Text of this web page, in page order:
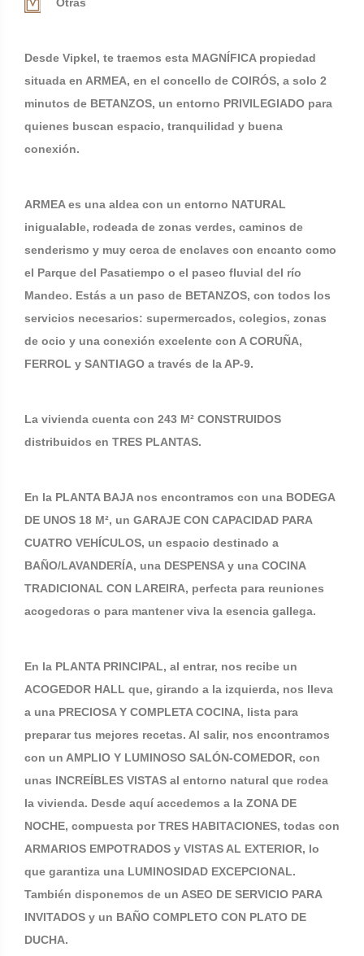
Desde Vipkel, te traemos esta MAGNÍFICA propiedad
situada en ARMEA, en el concello de COIRÓS, a solo 2
minutos de BETANZOS, un entorno PRIVILEGIADO para
quienes buscan espacio, tranquilidad y buena
conexión.
ARMEA es una aldea con un entorno NATURAL
inigualable, rodeada de zonas verdes, caminos de
senderismo y muy cerca de enclaves con encanto como
el Parque del Pasatiempo o el paseo fluvial del río
Mandeo. Estás a un paso de BETANZOS, con todos los
servicios necesarios: supermercados, colegios, zonas
de ocio y una conexión excelente con A CORUÑA,
FERROL y SANTIAGO a través de la AP-9.
La vivienda cuenta con 243 M² CONSTRUIDOS
distribuidos en TRES PLANTAS.
En la PLANTA BAJA nos encontramos con una BODEGA
DE UNOS 18 M², un GARAJE CON CAPACIDAD PARA
CUATRO VEHÍCULOS, un espacio destinado a
BAÑO/LAVANDERÍA, una DESPENSA y una COCINA
TRADICIONAL CON LAREIRA, perfecta para reuniones
acogedoras o para mantener viva la esencia gallega.
En la PLANTA PRINCIPAL, al entrar, nos recibe un
ACOGEDOR HALL que, girando a la izquierda, nos lleva
a una PRECIOSA Y COMPLETA COCINA, lista para
preparar tus mejores recetas. Al salir, nos encontramos
con un AMPLIO Y LUMINOSO SALÓN-COMEDOR, con
unas INCREÍBLES VISTAS al entorno natural que rodea
la vivienda. Desde aquí accedemos a la ZONA DE
NOCHE, compuesta por TRES HABITACIONES, todas con
ARMARIOS EMPOTRADOS y VISTAS AL EXTERIOR, lo
que garantiza una LUMINOSIDAD EXCEPCIONAL.
También disponemos de un ASEO DE SERVICIO PARA
INVITADOS y un BAÑO COMPLETO CON PLATO DE
DUCHA.